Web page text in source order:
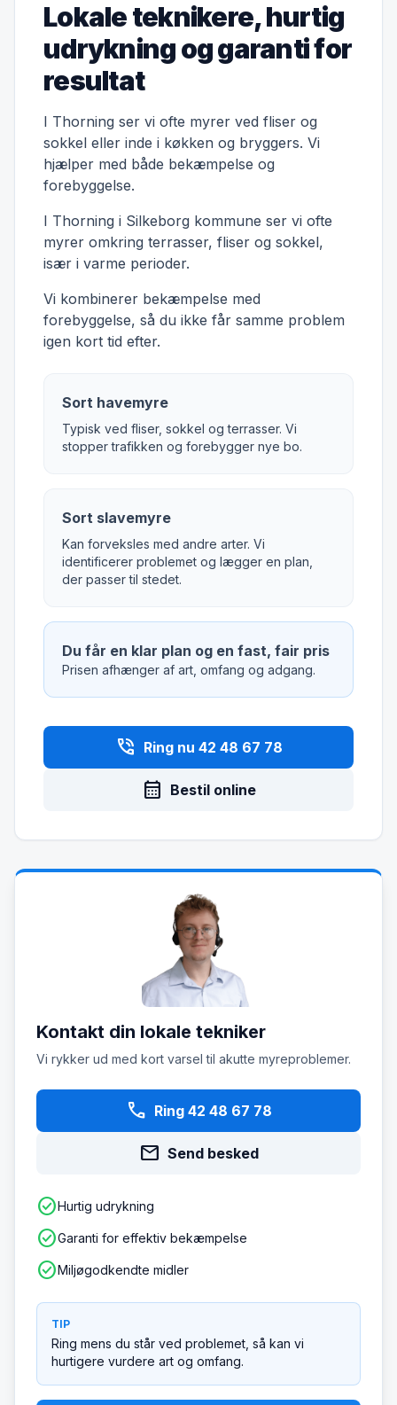
Lokale teknikere, hurtig
udrykning og garanti for
resultat
I Thorning ser vi ofte myrer ved fliser og
sokkel eller inde i køkken og bryggers. Vi
hjælper med både bekæmpelse og
forebyggelse.
I Thorning i Silkeborg kommune ser vi ofte
myrer omkring terrasser, fliser og sokkel,
især i varme perioder.
Vi kombinerer bekæmpelse med
forebyggelse, så du ikke får samme problem
igen kort tid efter.
Sort havemyre
Typisk ved fliser, sokkel og terrasser. Vi
stopper trafikken og forebygger nye bo.
Sort slavemyre
Kan forveksles med andre arter. Vi
identificerer problemet og lægger en plan,
der passer til stedet.
Du får en klar plan og en fast, fair pris
Prisen afhænger af art, omfang og adgang.
phone_in_talk Ring nu 42 48 67 78
calendar_month Bestil online
Kontakt din lokale tekniker
Vi rykker ud med kort varsel til akutte myreproblemer.
phone Ring 42 48 67 78
mail Send besked
check_circleHurtig udrykning
check_circleGaranti for effektiv bekæmpelse
check_circleMiljøgodkendte midler
TIP
Ring mens du står ved problemet, så kan vi
hurtigere vurdere art og omfang.